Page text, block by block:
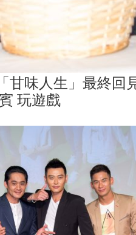
甘味人生」最終回
玩遊戲